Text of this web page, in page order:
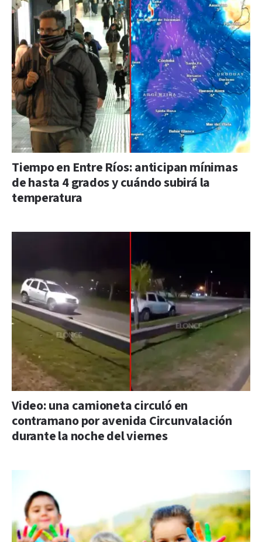
Tiempo en Entre Ríos: anticipan mínimas
de hasta 4 grados y cuándo subirá la
temperatura
Video: una camioneta circuló en
contramano por avenida Circunvalación
durante la noche del viernes